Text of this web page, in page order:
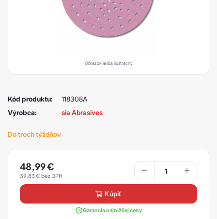
Obrázok je iba ilustračný
Kód produktu:
118308A
Výrobca:
sia Abrasives
Do troch týždňov
48,99€
39,83 €
kúpiť
Garancia najnižšej ceny